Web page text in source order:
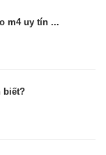
m4 uy tín ...
biết?